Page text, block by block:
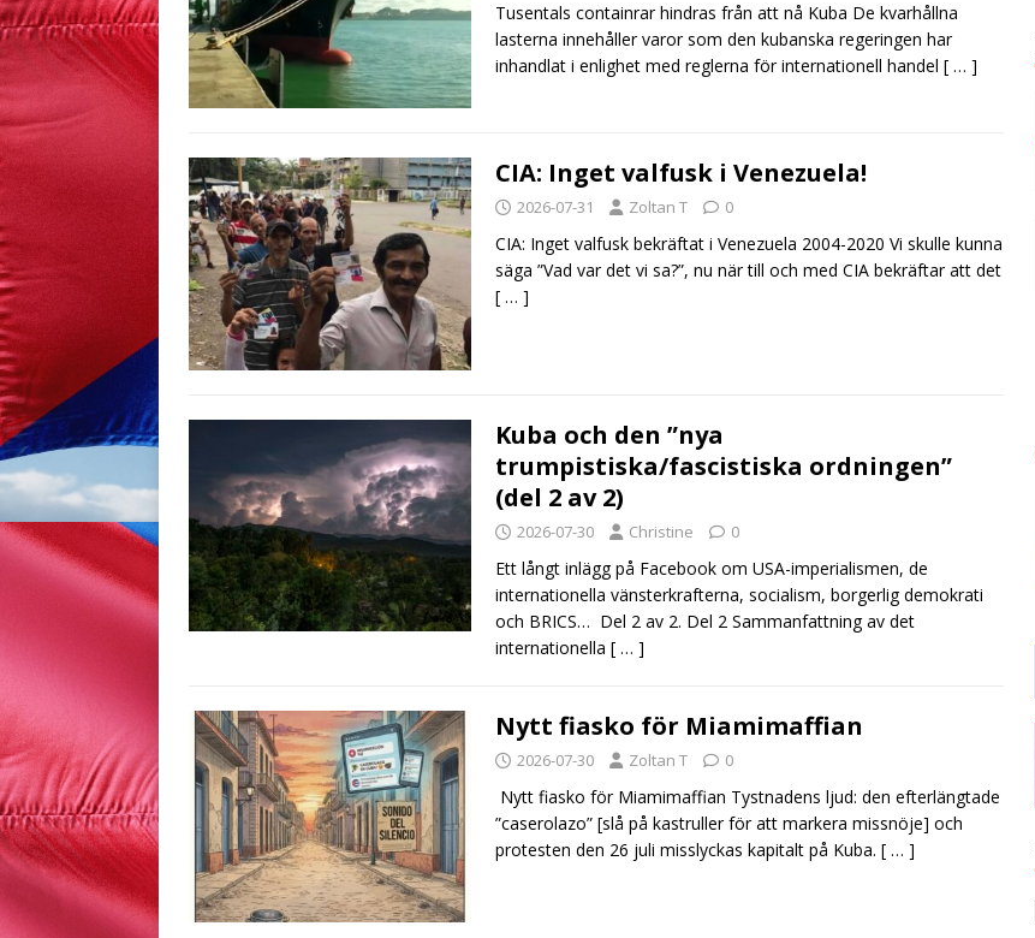
Tusentals containrar hindras från att nå Kuba De kvarhållna
lasterna innehåller varor som den kubanska regeringen har
inhandlat i enlighet med reglerna för internationell handel [ … ]
CIA: Inget valfusk i Venezuela!
2026-07-31 Zoltan T 0
CIA: Inget valfusk bekräftat i Venezuela 2004-2020 Vi skulle kunna
säga ”Vad var det vi sa?”, nu när till och med CIA bekräftar att det
[ … ]
Kuba och den ”nya
trumpistiska/fascistiska ordningen”
(del 2 av 2)
2026-07-30 Christine 0
Ett långt inlägg på Facebook om USA-imperialismen, de
internationella vänsterkrafterna, socialism, borgerlig demokrati
och BRICS… Del 2 av 2. Del 2 Sammanfattning av det
internationella [ … ]
Nytt fiasko för Miamimaffian
2026-07-30 Zoltan T 0
Nytt fiasko för Miamimaffian Tystnadens ljud: den efterlängtade
”caserolazo” [slå på kastruller för att markera missnöje] och
protesten den 26 juli misslyckas kapitalt på Kuba. [ … ]